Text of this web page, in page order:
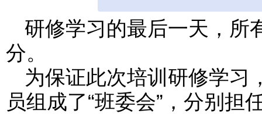
研修学习的最后一天，所
分。
为保证此次培训研修学习
员组成了“班委会”，分别担